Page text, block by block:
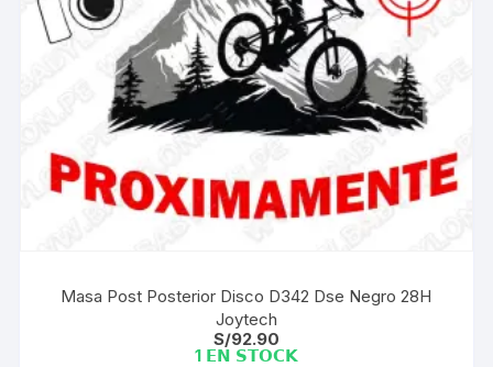
Masa Post Posterior Disco D342 Dse Negro 28H
Joytech
S/92.90
1 𝗘𝗡 𝗦𝗧𝗢𝗖𝗞